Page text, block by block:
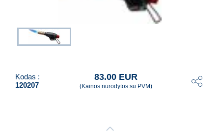
Kodas :
120207
83.00 EUR
(Kainos nurodytos su PVM)